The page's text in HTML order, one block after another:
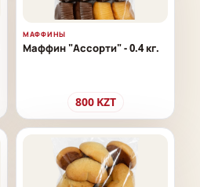
МАФФИНЫ
Маффин "Ассорти" - 0.4 кг.
800 KZT